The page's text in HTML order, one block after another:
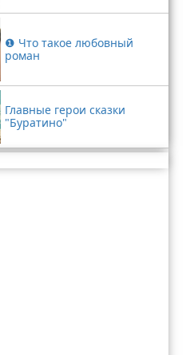
❶ Что такое любовный
роман
Главные герои сказки
"Буратино"